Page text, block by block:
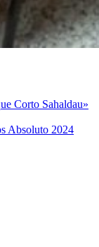
Corto Sahaldau»
Absoluto 2024